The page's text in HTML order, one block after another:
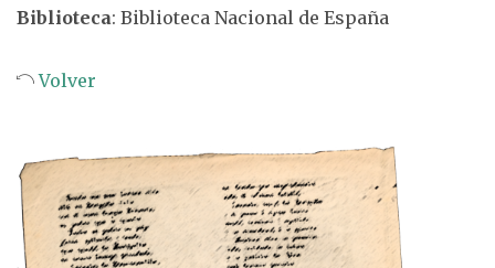
Biblioteca: Biblioteca Nacional de España
Volver